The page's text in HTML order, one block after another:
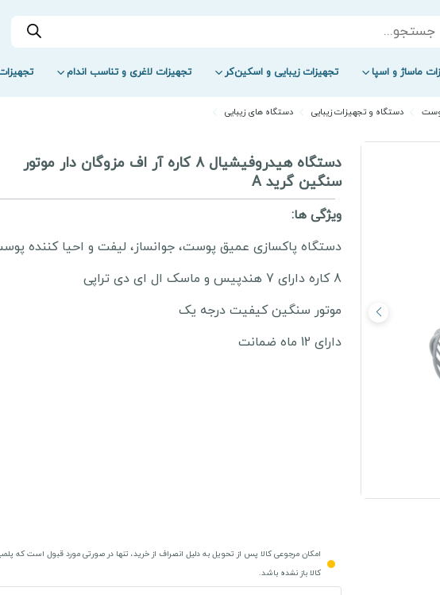
ماساژ و اسپا تجهیزات زیبایی و اسکین‌کر تجهیزات لاغری و تناسب اندام
دستگاه و تجهیزات زیبایی دستگاه های زیبایی
دستگاه هیدروفیشیال 8 کاره آر اف مزوگان دار موتور
سنگین گرید A
ویژگی ها:
دستگاه پاکسازی عمیق پوست، جوانساز، لیفت و احیا کننده
8 کاره دارای 7 هندپیس و ماسک ال ای دی تراپی
موتور سنگین کیفیت درجه یک
دارای 12 ماه ضمانت
امکان مرجوعی کالا پس از تحویل به دلیل انصراف از خرید، تنها در صورتی مورد قبول است که
کالا باز نشده باشد.